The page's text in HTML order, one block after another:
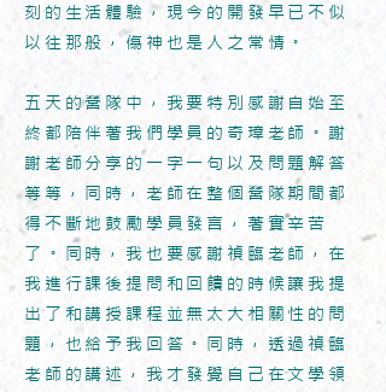
刻的生活體驗，現今的開發早已不似
以往那般，傷神也是人之常情。
五天的營隊中，我要特別感謝自始至
終都陪伴著我們學員的奇璋老師。謝
謝老師分享的一字一句以及問題解答
等等，同時，老師在整個營隊期間都
得不斷地鼓勵學員發言，著實辛苦
了。同時，我也要感謝禎臨老師，在
我進行課後提問和回饋的時候讓我提
出了和講授課程並無太大相關性的問
題，也給予我回答。同時，透過禎臨
老師的講述，我才發覺自己在文學領